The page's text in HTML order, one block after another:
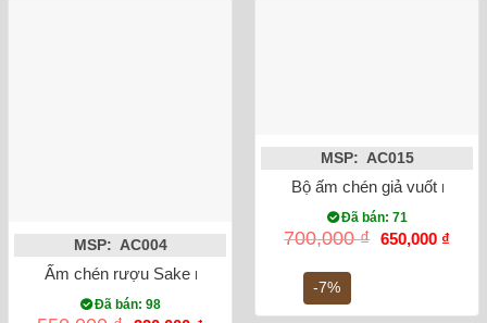
MSP: AC004
Ấm chén rượu Sake men hỏa biến Bát Tràng
Đã bán: 98
-7%
MSP: AC015
Bộ ấm chén giả vuốt men
Đã bán: 71
700,000₫ Giá
650,000 ₫Giá